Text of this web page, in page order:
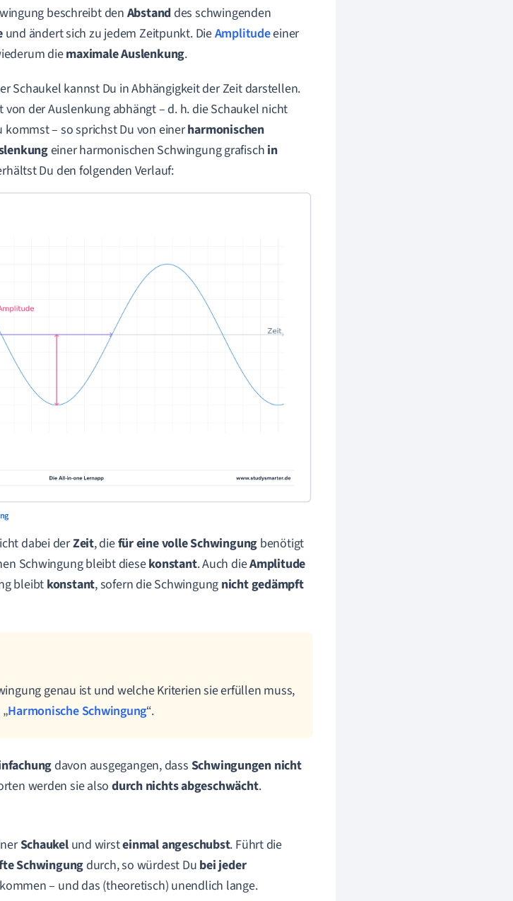
beschreibt denAbstanddes schwingenden
und ändert sich zu jedem Zeitpunkt. DieAmplitudeeiner
diemaximale Auslenkung.
Schaukel kannst Du in Abhängigkeit der Zeit darstellen.
der Auslenkung abhängt – d. h. die Schaukel nicht
– so sprichst Du von einerharmonischen
einer harmonischen Schwingung grafisch in
Du den folgenden Verlauf:
dabei derZeit, diefür eine volle Schwingung benötigt
Schwingung bleibt diesekonstant. Auch dieAmplitude
bleibt konstant, sofern die Schwingung nicht gedämpft
genau ist und welche Kriterien sie erfüllen muss,
Harmonische Schwingung“.
davon ausgegangen, dass Schwingungen nicht
werden sie alsodurch nichts abgeschwächt.
Schaukelund wirsteinmal angeschubst. Führt die
Schwingungdurch, so würdest Du bei jeder
kommen – und das (theoretisch) unendlich lange.